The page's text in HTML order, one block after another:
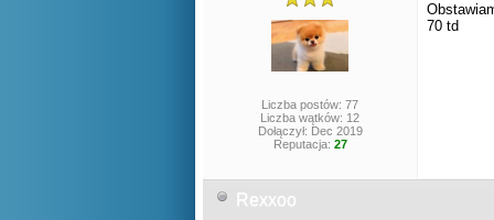
Liczba postów: 77
Liczba wątków: 12
Dołączył: Dec 2019
Reputacja: 27
70 td
Rexxoo